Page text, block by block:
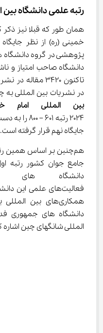
رتبه علمی دانشگاه بین
همان طور که قبلا نیز ذکر
در نشریات بین المللی
بین المللی امام
2024 رتبه
جایگاه نهم قرار گرفته است.
هم‌چنین بر اساس همین
دانشگاه
همکاری‌های بین
دانشگاه های جمهوری
المللی شانگهای چین اشاره